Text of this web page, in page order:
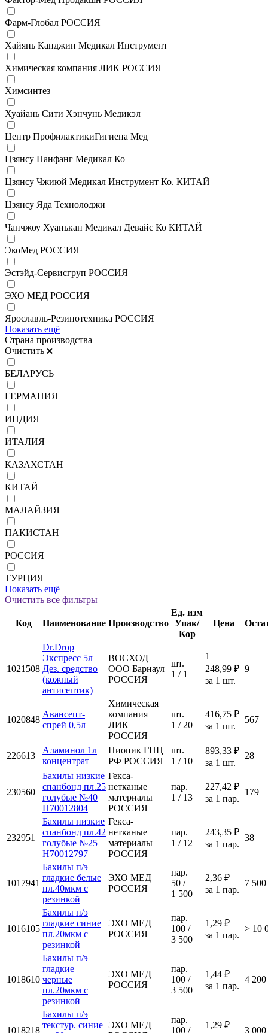
Фарм-Глобал РОССИЯ
Хайянь Канджин Медикал Инструмент
Химическая компания ЛИК РОССИЯ
Химсинтез
Хуайань Сити Хэнчунь Медикэл
Центр ПрофилактикиГигиена Мед
Цзянсу Нанфанг Медикал Ко
Цзянсу Чжиюй Медикал Инструмент Ко. КИТАЙ
Цзянсу Яда Технолоджи
Чанчжоу Хуанькан Медикал Девайс Ко КИТАЙ
ЭкоМед РОССИЯ
Эстэйд-Сервисгруп РОССИЯ
ЭХО МЕД РОССИЯ
Ярославль-Резинотехника РОССИЯ
Показать ещё
Страна производства
Очистить
БЕЛАРУСЬ
ГЕРМАНИЯ
ИНДИЯ
ИТАЛИЯ
КАЗАХСТАН
КИТАЙ
МАЛАЙЗИЯ
ПАКИСТАН
РОССИЯ
ТУРЦИЯ
Показать ещё
Очистить все фильтры
Код Наименование Производство
Ед. изм
Упак/
Кор
Цена
1021508
Dr.Drop
Экспресс 5л
Дез. средство
(кожный
антисептик)
ВОСХОД
ООО Барнаул
РОССИЯ
шт.
1 / 1
1
248,99 ₽
за 1 шт.
9
1020848
Авансепт-
спрей 0,5л
Химическая
компания
ЛИК
РОССИЯ
шт.
1 / 20
416,75 ₽
за 1 шт.
567
226613
Аламинол 1л
концентрат
Ниопик ГНЦ
РФ РОССИЯ
шт.
1 / 10
893,33 ₽
за 1 шт.
28
230560
Бахилы низкие
спанбонд пл.25
голубые №40
Н70012804
Гекса-
нетканые
материалы
РОССИЯ
пар.
1 / 13
227,42 ₽
за 1 пар.
179
232951
Бахилы низкие
спанбонд пл.42
голубые №25
Н70012797
Гекса-
нетканые
материалы
РОССИЯ
пар.
1 / 12
243,35 ₽
за 1 пар.
38
1017941
Бахилы п/э
гладкие белые
пл.40мкм с
резинкой
ЭХО МЕД
РОССИЯ
пар.
50 /
1 500
2,36 ₽
за 1 пар.
7 500
1016105
Бахилы п/э
гладкие синие
пл.20мкм с
резинкой
ЭХО МЕД
РОССИЯ
пар.
100 /
3 500
1,29 ₽
за 1 пар.
> 10
1018610
Бахилы п/э
гладкие
черные
пл.20мкм с
резинкой
ЭХО МЕД
РОССИЯ
пар.
100 /
3 500
1,44 ₽
за 1 пар.
4 200
1018218
Бахилы п/э
текстур. синие ЭХО МЕД
пар.
100 /
1,29 ₽
3 000